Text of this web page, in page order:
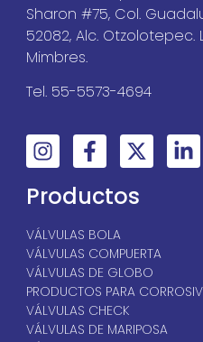
Sharon #75, Col.
52082, Alc. Otzolotepec.
Mimbres.
Tel. 55-5573-4694
Productos
VÁLVULAS BOLA
VÁLVULAS COMPUERTA
VÁLVULAS DE GLOBO
PRODUCTOS PARA
VÁLVULAS CHECK
VÁLVULAS DE MARIPOSA